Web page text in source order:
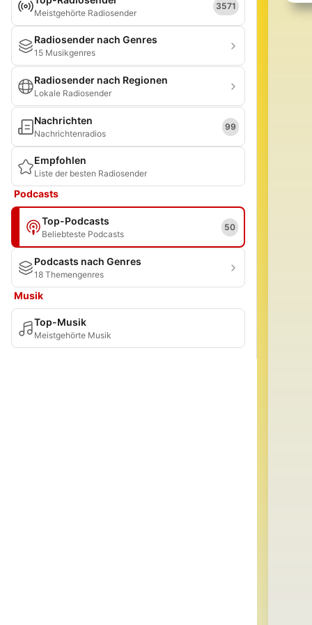
Meistgehörte Radiosender
3571
Radiosender nach Genres
15 Musikgenres
Radiosender nach Regionen
Lokale Radiosender
Nachrichten
Nachrichtenradios
99
Empfohlen
Liste der besten Radiosender
Podcasts
Top-Podcasts
Beliebteste Podcasts
50
Podcasts nach Genres
18 Themengenres
Musik
Top-Musik
Meistgehörte Musik